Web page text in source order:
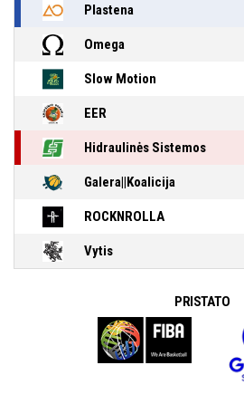
Plastena
Omega
Slow Motion
EER
Hidraulinės Sistemos
Galera||Koalicija
ROCKNROLLA
Vytis
PRISTATO